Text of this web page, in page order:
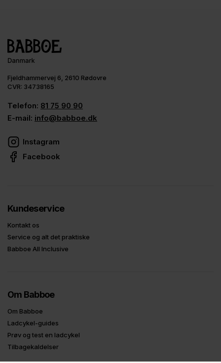
Fjeldhammervej 6, 2610 Rødovre
CVR: 34738165
Telefon: 81 75 90 90
E-mail: info@babboe.dk
Instagram
Facebook
Kundeservice
Kontakt os
Service og alt det praktiske
Babboe All Inclusive
Om Babboe
Om Babboe
Ladcykel-guides
Prøv og test en ladcykel
Tilbagekaldelser